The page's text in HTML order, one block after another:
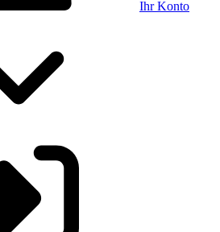
Ihr Konto